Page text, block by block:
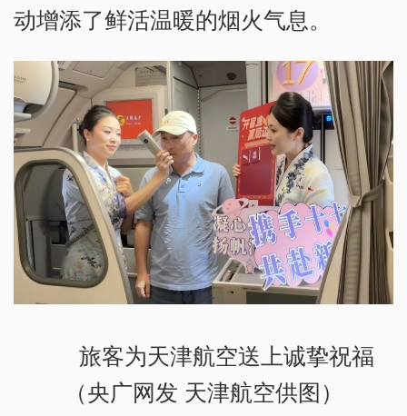
动增添了鲜活温暖的烟火气息。
旅客为天津航空送上诚挚祝福
（央广网发 天津航空供图）